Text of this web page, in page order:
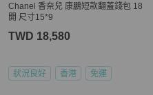
Chanel 香奈兒 康鵬短款翻蓋錢包 18
開 尺寸15*9
TWD 18,580
狀況良好 香港 免運